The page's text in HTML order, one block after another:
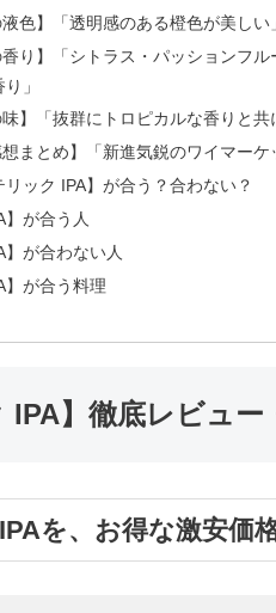
色】「透明感のある橙色が美しい」
香り】「シトラス・パッションフ
」
味】「抜群にトロピカルな香りと
想まとめ】「新進気鋭のワイマー
ック IPA】が合う？合わない？
】が合う人
】が合わない人
】が合う料理
IPA】徹底レビュー
を、お得な激安価